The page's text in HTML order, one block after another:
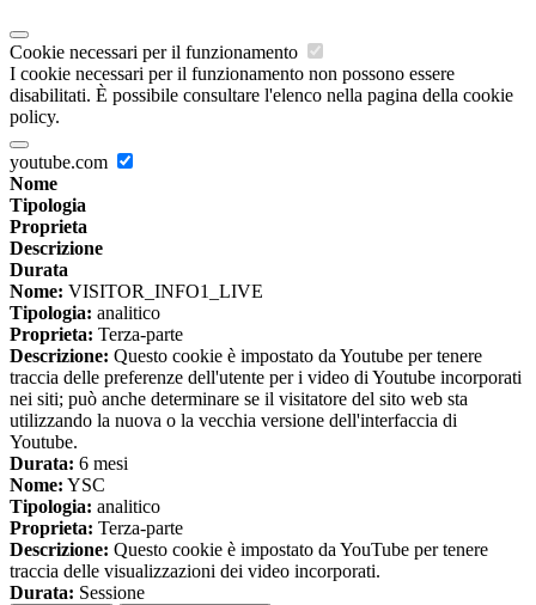
Cookie necessari per il funzionamento
I cookie necessari per il funzionamento non possono essere
disabilitati. È possibile consultare l'elenco nella pagina della cookie
policy.
youtube.com
Nome
Tipologia
Proprieta
Descrizione
Durata
Nome: VISITOR_INFO1_LIVE
Tipologia: analitico
Proprieta: Terza-parte
Descrizione: Questo cookie è impostato da Youtube per tenere
traccia delle preferenze dell'utente per i video di Youtube incorporati
nei siti; può anche determinare se il visitatore del sito web sta
utilizzando la nuova o la vecchia versione dell'interfaccia di
Youtube.
Durata: 6 mesi
Nome: YSC
Tipologia: analitico
Proprieta: Terza-parte
Descrizione: Questo cookie è impostato da YouTube per tenere
traccia delle visualizzazioni dei video incorporati.
Durata: Sessione